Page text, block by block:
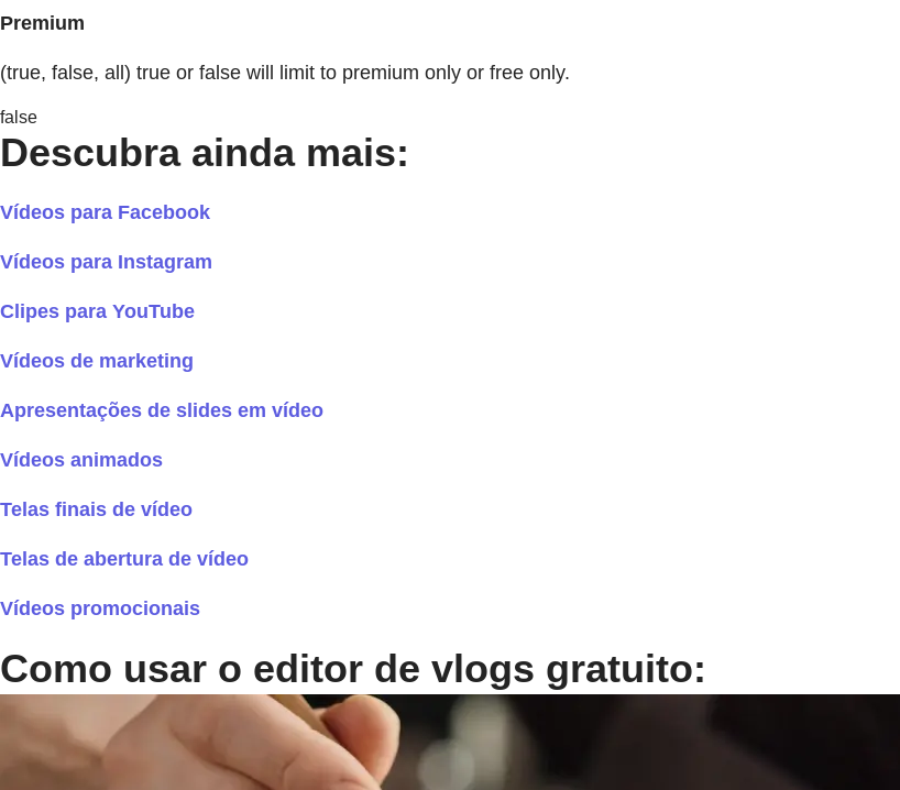
Premium
(true, false, all) true or false will limit to premium only or free only.
false
Descubra ainda mais:
Vídeos para Facebook
Vídeos para Instagram
Clipes para YouTube
Vídeos de marketing
Apresentações de slides em vídeo
Vídeos animados
Telas finais de vídeo
Telas de abertura de vídeo
Vídeos promocionais
Como usar o editor de vlogs gratuito: